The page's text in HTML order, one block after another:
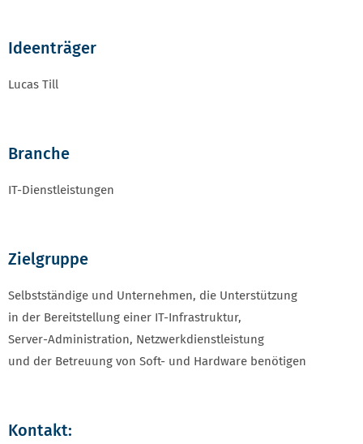
Ideenträger
Lucas Till
Branche
IT-Dienstleistungen
Zielgruppe
Selbstständige und Unternehmen, die Unterstützung
in der Bereitstellung einer IT-Infrastruktur,
Server-Administration, Netzwerkdienstleistung
und der Betreuung von Soft- und Hardware benötigen
Kontakt: